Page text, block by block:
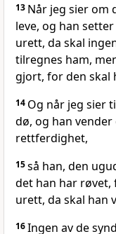
13 Når jeg sier om
leve, og han
urett, da skal
tilregnes ham,
gjort, for den skal
14 Og når jeg sier
dø, og han
rettferdighet,
15så han, den
det han har røvet,
urett, da skal han
16Ingen av de